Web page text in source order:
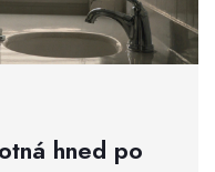
hned po